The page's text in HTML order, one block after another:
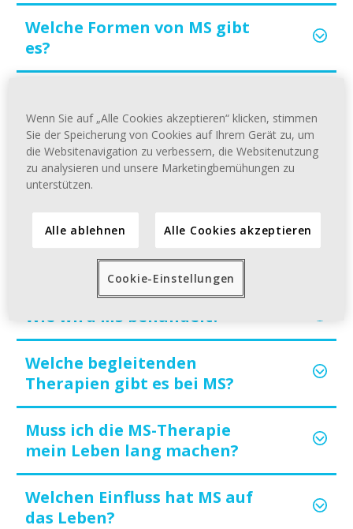
Welche Formen von MS gibt
es?
mit MS?
Gehen die Symptome nach
einem MS-Schub wieder weg?
Kann man das Fortschreiten
stoppen?
Wie wird MS behandelt?
Welche begleitenden
Therapien gibt es bei MS?
Muss ich die MS-Therapie
mein Leben lang machen?
Welchen Einfluss hat MS auf
das Leben?
Wenn Sie auf „Alle Cookies akzeptieren“ klicken, stimmen
Sie der Speicherung von Cookies auf Ihrem Gerät zu, um
die Websitenavigation zu verbessern, die Websitenutzung
zu analysieren und unsere Marketingbemühungen zu
unterstützen.
Alle ablehnen Alle Cookies akzeptieren
Cookie-Einstellungen